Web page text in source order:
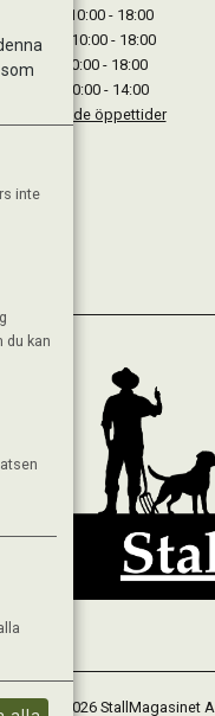
Onsdag : 10:00 - 18:00
Torsdag : 10:00 - 18:00
Fredag : 10:00 - 18:00
Lördag : 10:00 - 14:00
Se avvikande öppettider
© 2026 StallMagasinet
inte
du kan